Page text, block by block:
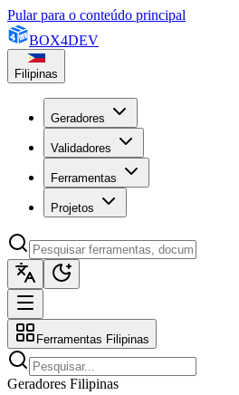
Pular para o conteúdo principal
BOX4DEV
Filipinas
Geradores
Validadores
Ferramentas
Projetos
Ferramentas Filipinas
Geradores Filipinas